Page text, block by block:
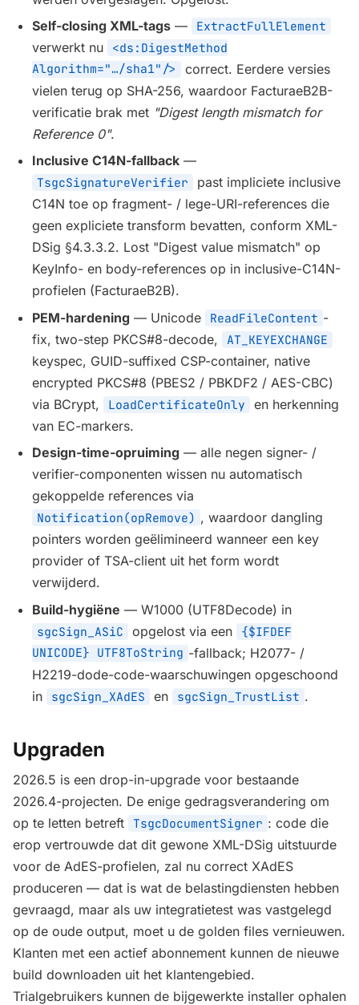
Self-closing XML-tags — ExtractFullElement
verwerkt nu <ds:DigestMethod
Algorithm="…/sha1"/>
correct. Eerdere versies
vielen terug op SHA-256, waardoor FacturaeB2B-
verificatie brak met "Digest length mismatch for
Reference 0".
Inclusive C14N-fallback —
TsgcSignatureVerifier
past impliciete inclusive
C14N toe op fragment- / lege-URI-references die
geen expliciete transform bevatten, conform XML-
DSig §4.3.3.2. Lost "Digest value mismatch" op
KeyInfo- en body-references op in inclusive-C14N-
profielen (FacturaeB2B).
PEM-hardening — Unicode ReadFileContent -
fix, two-step PKCS#8-decode,
AT_KEYEXCHANGE
keyspec, GUID-suffixed CSP-container, native
encrypted PKCS#8 (PBES2 / PBKDF2 / AES-CBC)
via BCrypt,
LoadCertificateOnly
en herkenning
van EC-markers.
Design-time-opruiming — alle negen signer- /
verifier-componenten wissen nu automatisch
gekoppelde references via
Notification(opRemove) , waardoor dangling
pointers worden geëlimineerd wanneer een key
provider of TSA-client uit het form wordt
verwijderd.
Build-hygiëne — W1000 (UTF8Decode) in
sgcSign_ASiC opgelost via een {$IFDEF
UNICODE} UTF8ToString -fallback; H2077- /
H2219-dode-code-waarschuwingen opgeschoond
in
sgcSign_XAdES en sgcSign_TrustList .
Upgraden
2026.5 is een drop-in-upgrade voor bestaande
2026.4-projecten. De enige gedragsverandering om
op te letten betreft TsgcDocumentSigner : code die
erop vertrouwde dat dit gewone XML-DSig uitstuurde
voor de AdES-profielen, zal nu correct XAdES
produceren — dat is wat de belastingdiensten hebben
gevraagd, maar als uw integratietest was vastgelegd
op de oude output, moet u de golden files vernieuwen.
Klanten met een actief abonnement kunnen de nieuwe
build downloaden uit het klantengebied.
Trialgebruikers kunnen de bijgewerkte installer ophalen